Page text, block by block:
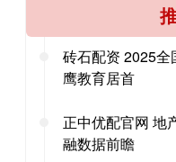
砖石配资 2025
鹰教育居首
正中优配官网
融数据前瞻